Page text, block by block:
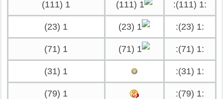
:1 (111):
1 (111)
:1 (23):
1 (23)
:1 (71):
1 (71)
:1 (31):
1 (31)
:1 (79):
1 (79)